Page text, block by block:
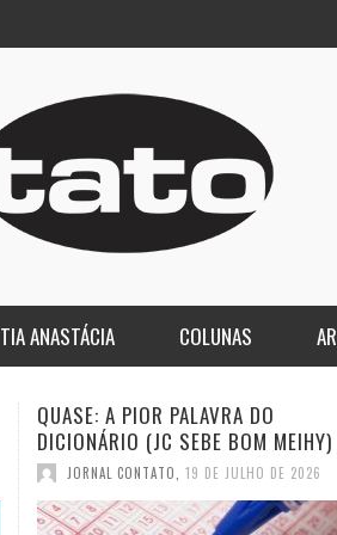
TIA ANASTÁCIA COLUNAS
A DEMOCRACIA OLIGÁRQUICA (ELIO
GASPARI)
JORNAL CONTATO 12 DE JULHO DE 2026